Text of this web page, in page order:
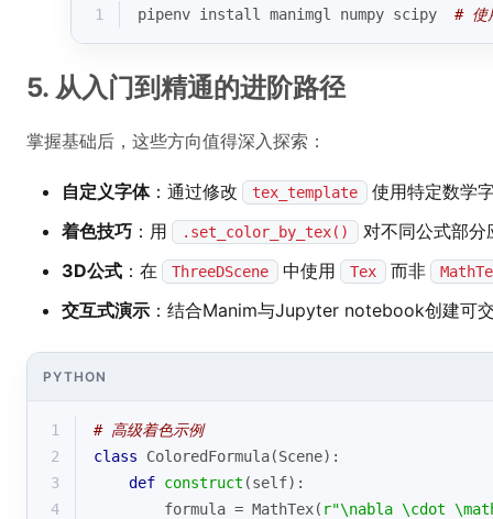
1 pipenv install manimgl numpy scipy # 使
5. 从入门到精通的进阶路径
掌握基础后，这些方向值得深入探索：
自定义字体：通过修改 tex_template
使用特定数学
着色技巧 ：用 .set_color_by_tex()
对不同公式部分
3D公式 ：在 ThreeDScene 中使用 Tex 而非
交互式演示 ：结合Manim与Jupyter notebook创建可
PYTHON
1
# 高级着色示例
2
class ColoredFormula(Scene):
3
def construct (self):
4
        formula = MathTex(
r"\nabla \cdot